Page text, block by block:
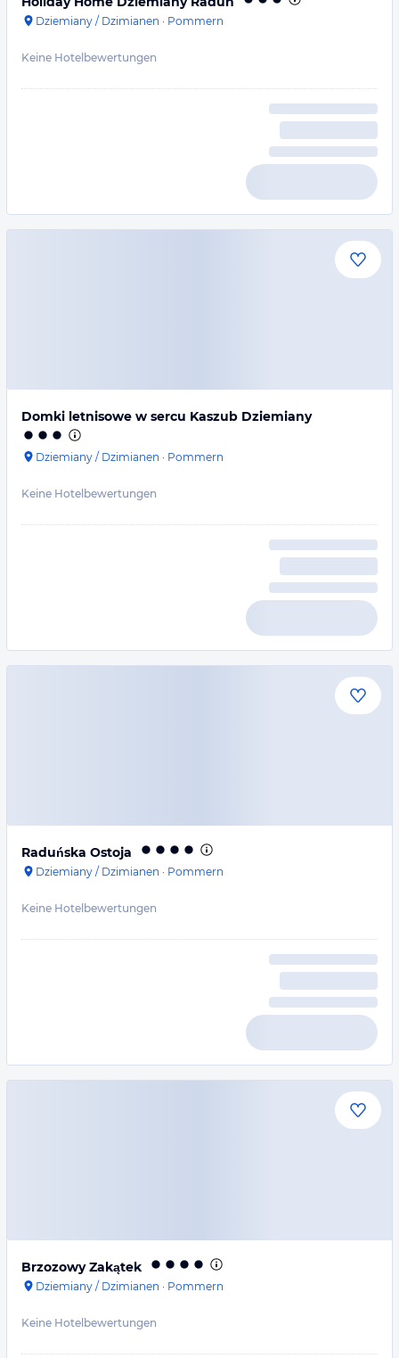
Dziemiany / Dzimianen · Pommern
Keine Hotelbewertungen
Domki letnisowe w sercu Kaszub Dziemiany
Dziemiany / Dzimianen · Pommern
Keine Hotelbewertungen
Raduńska Ostoja
Dziemiany / Dzimianen · Pommern
Keine Hotelbewertungen
Brzozowy Zakątek
Dziemiany / Dzimianen · Pommern
Keine Hotelbewertungen